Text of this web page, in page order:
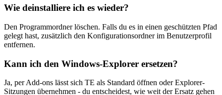
Wie deinstalliere ich es wieder?
Den Programmordner löschen. Falls du es in einen geschützten Pfad
gelegt hast, zusätzlich den Konfigurationsordner im Benutzerprofil
entfernen.
Kann ich den Windows-Explorer ersetzen?
Ja, per Add-ons lässt sich TE als Standard öffnen oder Explorer-
Sitzungen übernehmen - du entscheidest, wie weit der Ersatz gehen